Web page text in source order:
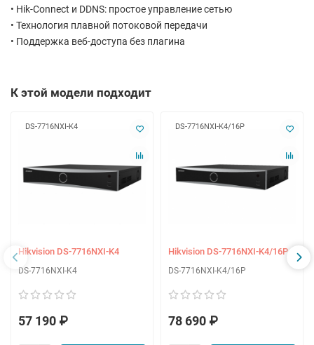
• Hik-Connect и DDNS: простое управление сетью
• Технология плавной потоковой передачи
• Поддержка веб-доступа без плагина
К этой модели подходит
DS-7716NXI-K4
Hikvision DS-7716NXI-K4
DS-7716NXI-K4
57 190 ₽
DS-7716NXI-K4/16P
Hikvision DS-7716NXI-K4/16P
DS-7716NXI-K4/16P
78 690 ₽